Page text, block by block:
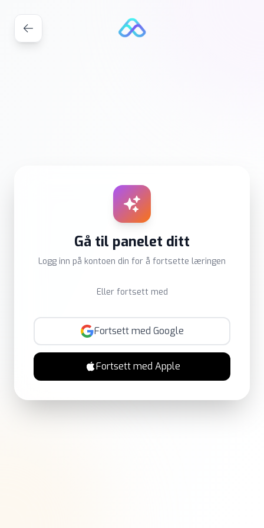
Gå til panelet ditt
Logg inn på kontoen din for å fortsette læringen
Eller fortsett med
Fortsett med Google
Fortsett med Apple